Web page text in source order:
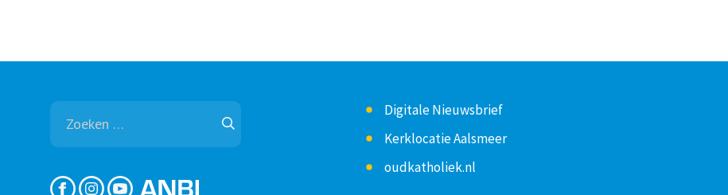
Zoeken
naar:
Digitale Nieuwsbrief
Kerklocatie Aalsmeer
oudkatholiek.nl